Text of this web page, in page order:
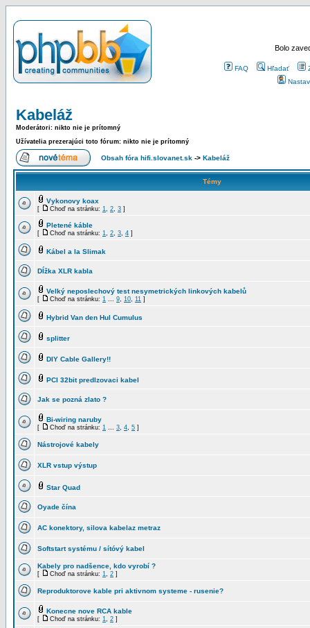
Bolo
FAQ Hľadať
Kabeláž
Moderátori: nikto nie je prítomný
Užívatelia prezerajúci toto fórum: nikto nie je prítomný
Obsah fóra hifi.slovanet.sk -> Kabeláž
Témy
Vykonovy koax
[ Choď na stránku: 1, 2, 3 ]
Pletené káble
[ Choď na stránku: 1, 2, 3, 4 ]
Kábel a la Slimak
Dĺžka XLR kabla
Velký neposlechový test nesymetrických linkových kabelů
[ Choď na stránku: 1 ... 9, 10, 11 ]
Hybrid Van den Hul Cumulus
splitter
DIY Cable Gallery!!
PCI 32bit predlzovaci kabel
Jak se pozná zlato ?
Bi-wiring naruby
[ Choď na stránku: 1 ... 3, 4, 5 ]
Nástrojové kabely
XLR vstup výstup
Star Quad
Oyade čína
AC konektory, silova kabelaz metraz
Softstart systému / sítóvý kabel
Kabely pro nadšence, kdo vyrobí ?
[ Choď na stránku: 1, 2 ]
Reproduktorove kable pri aktivnom systeme - rusenie?
Konecne nove RCA kable
[ Choď na stránku: 1, 2 ]